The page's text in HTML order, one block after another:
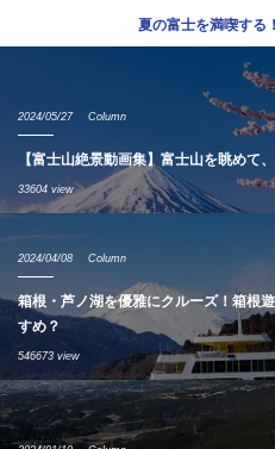
夏の富士を満喫する
2024/05/27 Column
【富士山絶景動画集】富士山を眺めて
33604 view
2024/04/08 Column
箱根・芦ノ湖を優雅にクルーズ！箱根
すめ？
546673 view